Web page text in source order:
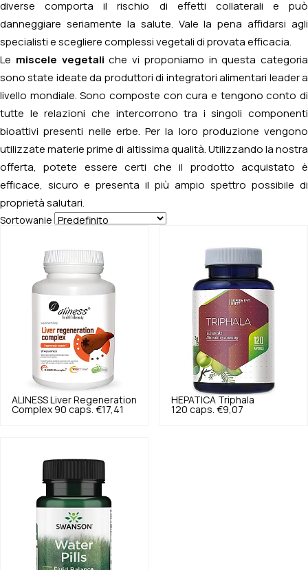
diverse comporta il rischio di effetti collaterali e può
danneggiare seriamente la salute. Vale la pena affidarsi agli
specialisti e scegliere complessi vegetali di provata efficacia.
Le miscele vegetali che vi proponiamo in questa categoria
sono state ideate da produttori di integratori alimentari leader a
livello mondiale. Sono composte con cura e tengono conto di
tutte le relazioni che intercorrono tra i singoli componenti
bioattivi presenti nelle erbe. Per la loro produzione vengono
utilizzate materie prime di altissima qualità. Utilizzando la nostra
offerta, potete essere certi che il prodotto acquistato è
efficace, sicuro e presenta il più ampio spettro possibile di
proprietà salutari.
Sortowanie
ALINESS Liver Regeneration
Complex 90 caps. €17,41
HEPATICA Triphala
120 caps. €9,07